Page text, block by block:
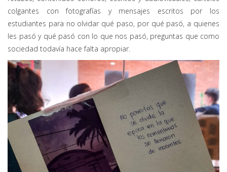
colgantes con fotografías y mensajes escritos por los
estudiantes para no olvidar qué paso, por qué pasó, a quienes
les pasó y qué pasó con lo que nos pasó, preguntas que como
sociedad todavía hace falta apropiar.